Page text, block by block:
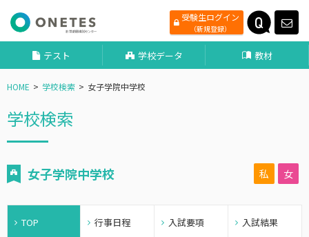
受験生ログイン
（新規登録）
テスト 学校データ 教材
HOME 学校検索 女子学院中学校
学校検索
女子学院中学校 私 女
TOP 行事日程 入試要項 入試結果